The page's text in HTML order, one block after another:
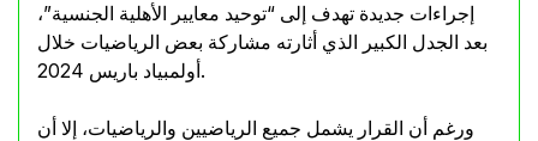
إجراءات جديدة تهدف إلى “توحيد معايير الأهلية الجنسية”،
بعد الجدل الكبير الذي أثارته مشاركة بعض الرياضيات خلال
أولمبياد باريس 2024.
ورغم أن القرار يشمل جميع الرياضيين والرياضيات، إلا أن